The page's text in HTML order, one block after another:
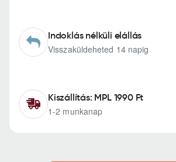
Indoklás nélküli elállás
Visszaküldeheted 14 napig
Kiszállítás: MPL 1990 Ft
1-2 munkanap